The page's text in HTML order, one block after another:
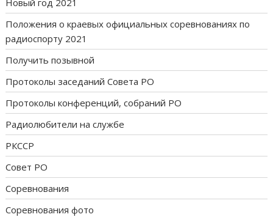
Новый год 2021
Положения о краевых официальных соревнованиях по
радиоспорту 2021
Получить позывной
Протоколы заседаний Совета РО
Протоколы конференций, собраний РО
Радиолюбители на службе
РКССР
Совет РО
Соревнования
Соревнования фото